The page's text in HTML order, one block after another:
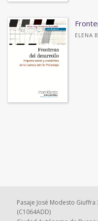
ELENA
Pasaje José Modesto Giuffra
(C1064ADD)